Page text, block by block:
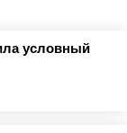
условный